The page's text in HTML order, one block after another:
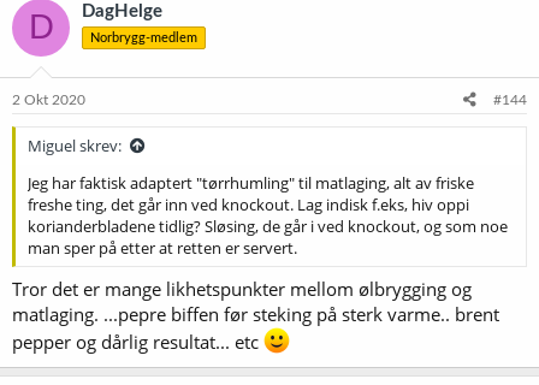
D DagHelge
Norbrygg-medlem
2 Okt 2020 #144
Miguel skrev:
Jeg har faktisk adaptert "tørrhumling" til matlaging, alt av friske
freshe ting, det går inn ved knockout. Lag indisk f.eks, hiv oppi
korianderbladene tidlig? Sløsing, de går i ved knockout, og som noe
man sper på etter at retten er servert.
Tror det er mange likhetspunkter mellom ølbrygging og
matlaging. ...pepre biffen før steking på sterk varme.. brent
pepper og dårlig resultat... etc